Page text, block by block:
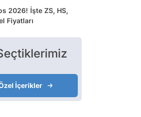
2026! İşte ZS, HS,
Fiyatları
İçerikler